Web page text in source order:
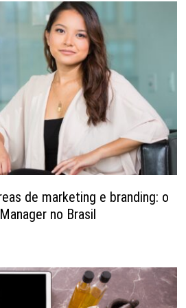
de marketing e branding: o
no Brasil